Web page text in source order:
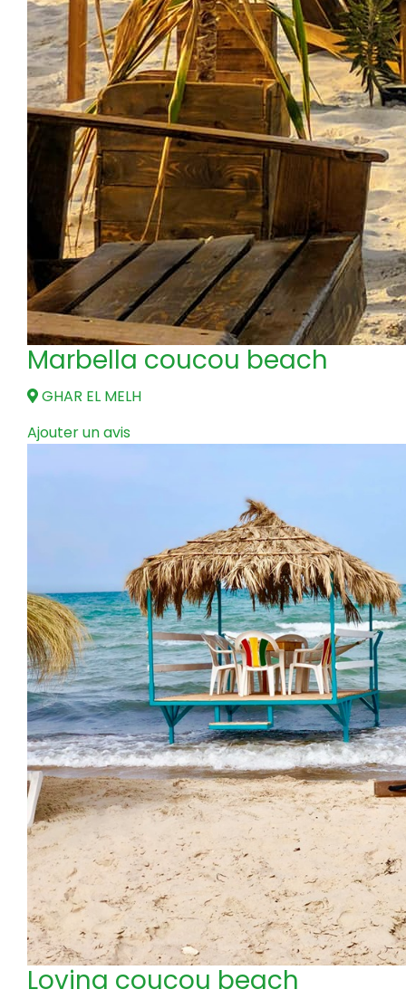
Marbella coucou beach
GHAR EL MELH
Ajouter un avis
Lovina coucou beach